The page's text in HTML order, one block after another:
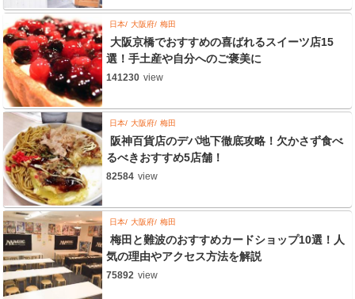
日本 大阪府 梅田
大阪京橋でおすすめの喜ばれるスイーツ店15
選！手土産や自分へのご褒美に
141230 view
日本 大阪府 梅田
阪神百貨店のデパ地下徹底攻略！欠かさず食べ
るべきおすすめ5店舗！
82584 view
日本 大阪府 梅田
梅田と難波のおすすめカードショップ10選！人
気の理由やアクセス方法を解説
75892 view